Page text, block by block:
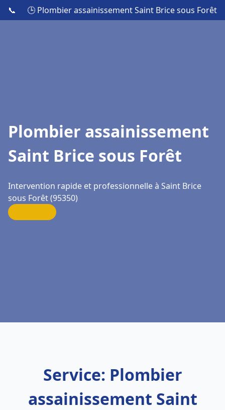
📞 🕒 Plombier assainissement Saint Brice sous Forêt
Plombier assainissement
Saint Brice sous Forêt
Intervention rapide et professionnelle à Saint Brice
sous Forêt (95350)
Service: Plombier
assainissement Saint